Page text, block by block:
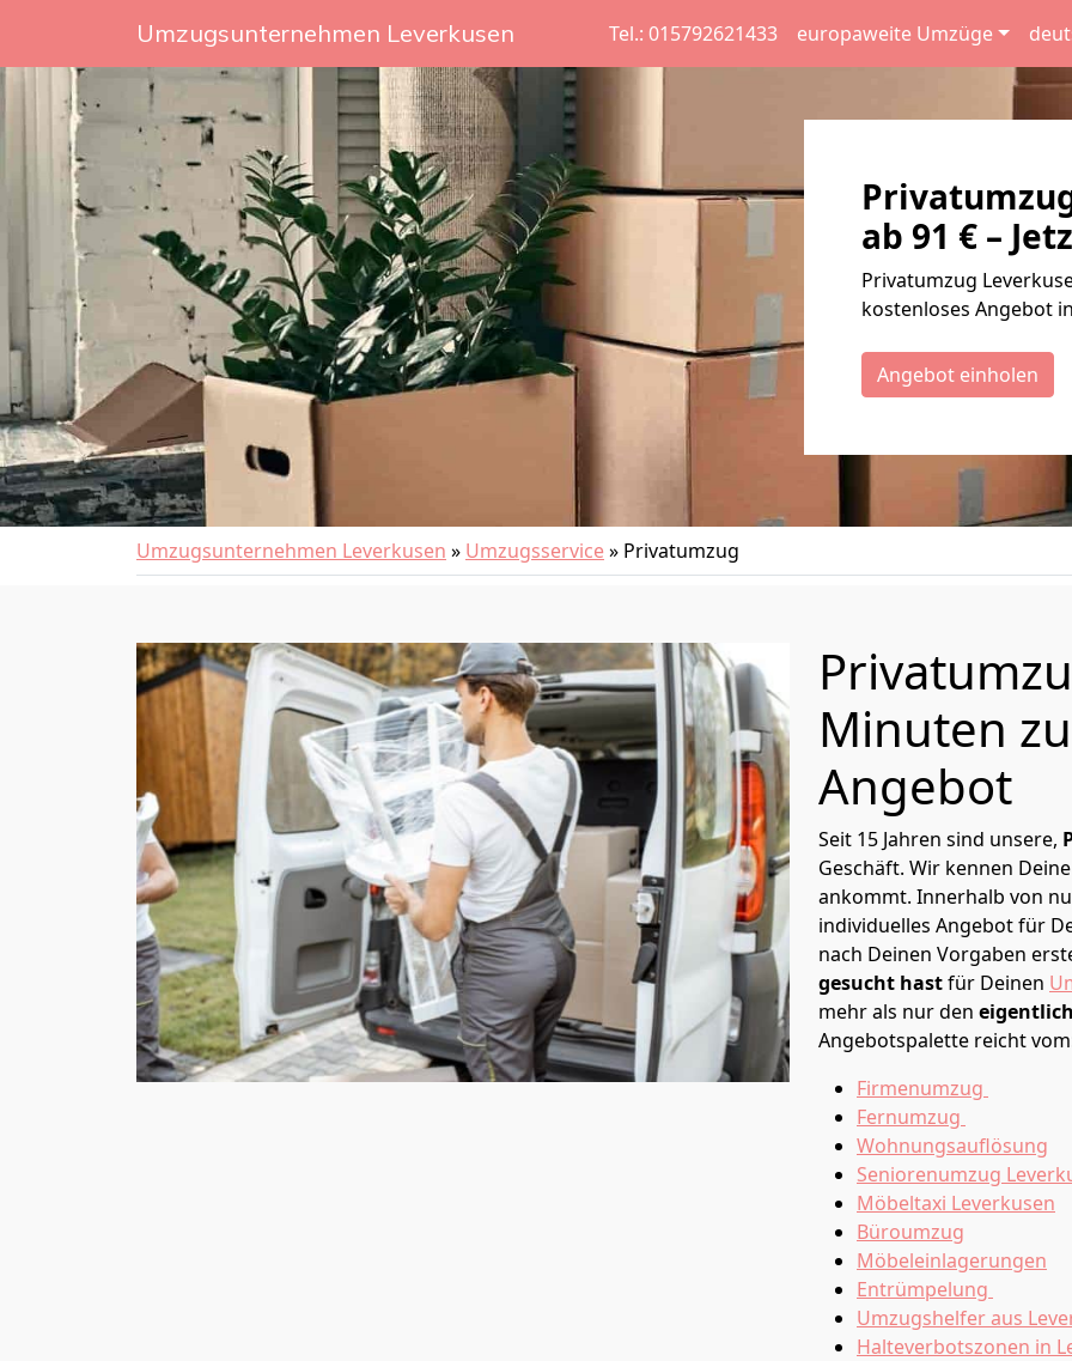
Umzugsunternehmen Leverkusen Tel.: 015792621433 europaweite Umzüge
ab 91 € –
Privatumzug
kostenloses Angebot
Angebot einholen
Umzugsunternehmen Leverkusen » Umzugsservice» Privatumzug
Minuten
Angebot
Seit 15 Jahren sind unsere,
Geschäft. Wir kennen
ankommt. Innerhalb von
individuelles Angebot für
nach Deinen Vorgaben
gesucht hastfür Deinen
mehr als nur den
Angebotspalette reicht
Firmenumzug
Fernumzug
Wohnungsauflösung
Seniorenumzug
Möbeltaxi Leverkusen
Büroumzug
Möbeleinlagerungen
Entrümpelung
Umzugshelfer aus
Halteverbotszonen in